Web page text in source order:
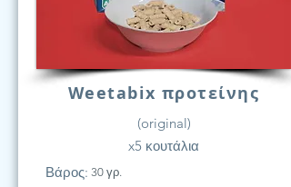
Weetabix προτείνης
(original)
x5 κουτάλια
Βάρος: 30 γρ.